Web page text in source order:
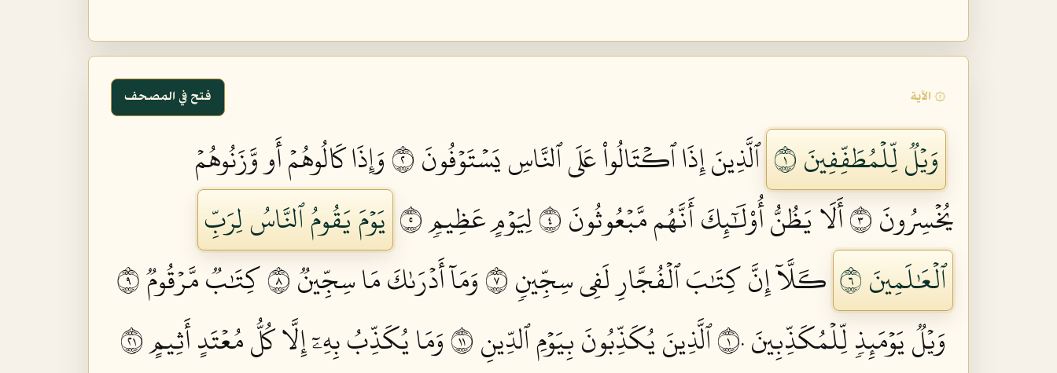
۞ الآية فتح في المصحف
وَيۡلٞ لِّلۡمُطَفِّفِينَ ١ ٱلَّذِينَ إِذَا ٱكۡتَالُواْ عَلَى ٱلنَّاسِ يَسۡتَوۡفُونَ ٢
وَإِذَا كَالُوهُمۡ أَو وَّزَنُوهُمۡ
يُخۡسِرُونَ ٣
أَلَا يَظُنُّ أُوْلَٰٓئِكَ أَنَّهُم مَّبۡعُوثُونَ ٤ لِيَوۡمٍ عَظِيمٖ ٥
يَوۡمَ يَقُومُ ٱلنَّاسُ لِرَبِّ
ٱلۡعَٰلَمِينَ ٦
كـَلَّآ إِنَّ كِتَٰبَ ٱلۡفُجَّارِ لَفِي سِجِّينٖ ٧ وَمَآ أَدۡرَىٰكَ مَا سِجِّينٞ ٨
كِتَٰبٞ مَّرۡقُومٞ ٩
وَيۡلٞ يَوۡمَئِذٖ لِّلۡمُكَذِّبِينَ ١٠
ٱلَّذِينَ يُكَذِّبُونَ بِيَوۡمِ ٱلدِّينِ ١١
وَمَا يُكَذِّبُ بِهِۦٓ إِلَّا كُلُّ مُعۡتَدٍ أَثِيمٍ ١٢